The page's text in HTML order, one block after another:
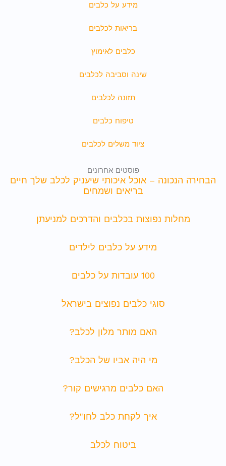
מידע על כלבים
בריאות לכלבים
כלבים לאימוץ
שינה וסביבה לכלבים
תזונה לכלבים
טיפוח כלבים
ציוד משלים לכלבים
פוסטים אחרונים
הבחירה הנכונה – אוכל איכותי שיעניק לכלב שלך חיים
בריאים ושמחים
מחלות נפוצות בכלבים והדרכים למניעתן
מידע על כלבים לילדים
100 עובדות על כלבים
סוגי כלבים נפוצים בישראל
האם מותר מלון לכלב?
מי היה אביו של הכלב?
האם כלבים מרגישים קור?
איך לקחת כלב לחו"ל?
ביטוח לכלב